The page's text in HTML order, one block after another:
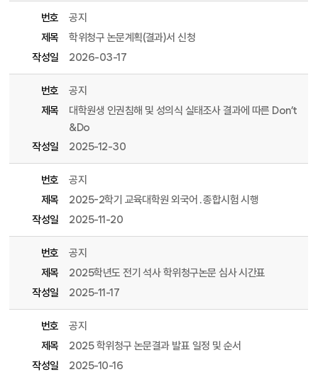
번호
공지
제목
학위청구 논문계획(결과)서 신청
작성일
2026-03-17
번호
공지
제목
대학원생 인권침해 및 성의식 실태조사 결과에 따른 Don’t
&Do
작성일
2025-12-30
번호
공지
제목
2025-2학기 교육대학원 외국어․종합시험 시행
작성일
2025-11-20
번호
공지
제목
2025학년도 전기 석사 학위청구논문 심사 시간표
작성일
2025-11-17
번호
공지
제목
2025 학위청구 논문결과 발표 일정 및 순서
작성일
2025-10-16